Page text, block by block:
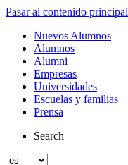
Pasar al contenido principal
Nuevos Alumnos
Alumnos
Alumni
Empresas
Universidades
Escuelas y familias
Prensa
Search